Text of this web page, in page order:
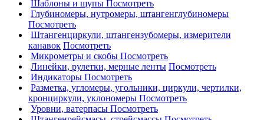
Шаблоны и щупы Посмотреть
Глубиномеры, нутромеры, штангенглубиномеры
Посмотреть
Штангенциркули, штангензубомеры, измерители
канавок Посмотреть
Микрометры и скобы Посмотреть
Линейки, рулетки, мерные ленты Посмотреть
Индикаторы Посмотреть
Разметка, угломеры, угольники, циркули, чертилки,
кронциркули, уклономеры Посмотреть
Уровни, ватерпасы Посмотреть